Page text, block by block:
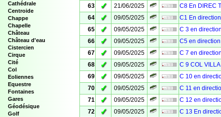
Cathédrale
Centroide
Chappe
Chapelle
Château
Château d'eau
Cistercien
Cirque
Cité
Col
Eoliennes
Equestre
Fontaines
Gares
Géodésique
Golf
63
✓ 21/06/2025
C8 En DIREC
64
✓ 09/05/2025
C1 En
65
✓ 09/05/2025
C 3 en
66
✓ 09/05/2025
C5 en
67
✓ 09/05/2025
C 7 en
68
✓ 09/05/2025
C 9 COL
69
✓ 09/05/2025
C 10 en
70
✓ 09/05/2025
C 11 en
71
✓ 09/05/2025
C 12 en
72
✓ 09/05/2025
C 13 En